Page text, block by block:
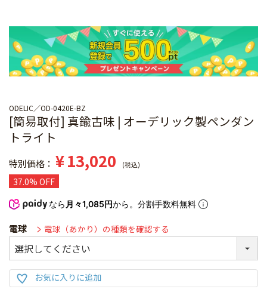
ODELIC OD-0420E-BZ
[簡易取付] 真鍮古味 | オーデリック製ペンダン
トライト
特別価格 ¥13,020 税込
37.0% OFF
なら 月々1,085円から。分割手数料無料
電球 電球（あかり）の種類を確認する